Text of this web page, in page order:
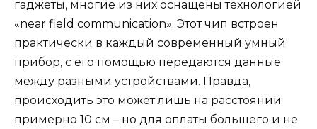
гаджеты, многие из них оснащены технологией
«near field communication». Этот чип встроен
практически в каждый современный умный
прибор, с его помощью передаются данные
между разными устройствами. Правда,
происходить это может лишь на расстоянии
примерно 10 см – но для оплаты большего и не